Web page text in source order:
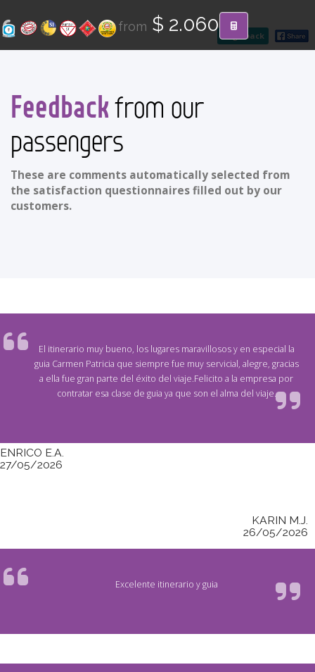
go back
from $ 2.060
Feedbackfrom our
passengers
These are comments automatically selected from
the satisfaction questionnaires filled out by our
customers.
El itinerario muy bueno, los lugares maravillosos y en especial la
guia Carmen Patricia que siempre fue muy servicial, alegre, gracias
a ella fue gran parte del éxito del viaje.Felicito a la empresa por
contratar esa clase de guia ya que son el alma del viaje.
ENRICO E.A.
27/05/2026
KARIN M.J.
26/05/2026
Excelente itinerario y guia